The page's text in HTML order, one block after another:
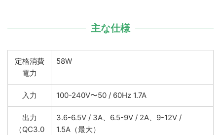
主な仕様
定格消費
電力
58W
入力 100-240V〜50 / 60Hz 1.7A
出力
（QC3.0
3.6-6.5V / 3A、6.5-9V / 2A、9-12V /
1.5A（最大）